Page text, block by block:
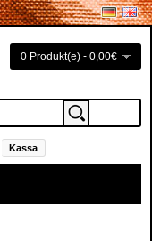
0 Produkt(e) - 0,00€
Kassa